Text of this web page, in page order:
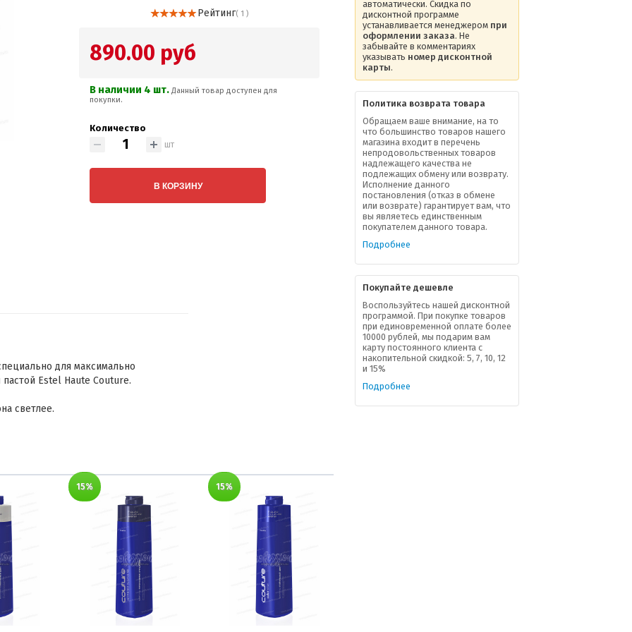
Рейтинг( 1 )
890.00 руб
В наличии 4 шт.Данный товар доступен для
покупки.
Количество
шт
В КОРЗИНУ
для максимально
Estel Haute Couture.
светлее.
15% 15%
автоматически. Скидка по
дисконтной программе
устанавливается менеджером при
оформлении заказа. Не
забывайте в комментариях
указывать номер дисконтной
карты.
Политика возврата товара
Обращаем ваше внимание, на то
что большинство товаров нашего
магазина входит в перечень
непродовольственных товаров
надлежащего качества не
подлежащих обмену или возврату.
Исполнение данного
постановления (отказ в обмене
или возврате) гарантирует вам, что
вы являетесь единственным
покупателем данного товара.
Подробнее
Покупайте дешевле
Воспользуйтесь нашей дисконтной
программой. При покупке товаров
при единовременной оплате более
10000 рублей, мы подарим вам
карту постоянного клиента с
накопительной скидкой: 5, 7, 10, 12
и 15%
Подробнее